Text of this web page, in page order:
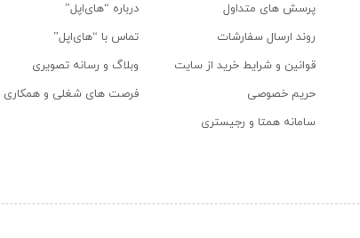
پرسش های متداول
روند ارسال سفارشات
قوانین و شرایط خرید از سایت
حریم خصوصی
سامانه همتا و رجیستری
درباره “های‌اپل”
تماس با “های‌اپل”
وبلاگ و رسانه تصویری
فرصت های شغلی و همکاری